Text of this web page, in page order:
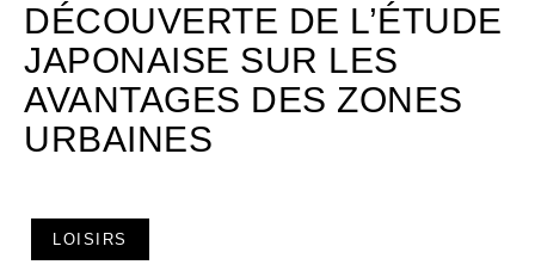
DÉCOUVERTE DE L’ÉTUDE
JAPONAISE SUR LES
AVANTAGES DES ZONES
URBAINES
LOISIRS